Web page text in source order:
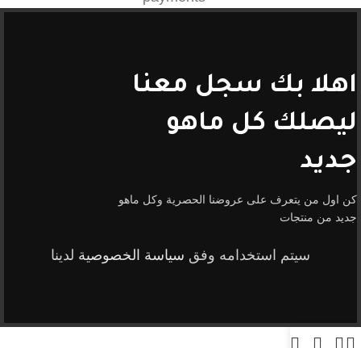
اهلا بك سجل معنا
ليصلك كل ماهو
جديد
كن اول من يتعرف على عروضنا الحصرية وكل ماهو
جديد من منتجات
سيتم استخدامه وفق سياسة الخصوصية لدينا